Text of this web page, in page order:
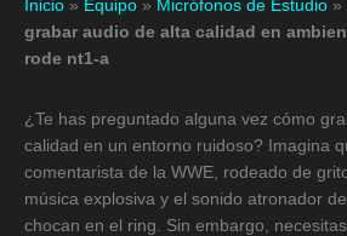
Inicio » Equipo » Micrófonos de Estudio »
grabar audio de alta calidad en
rode nt1-a
¿Te has preguntado alguna vez cómo
calidad en un entorno ruidoso? Imagina
comentarista de la WWE, rodeado de
música explosiva y el sonido atronador
chocan en el ring. Sin embargo,